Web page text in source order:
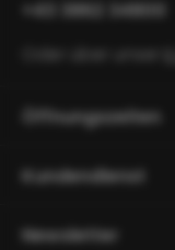
+43 3862 34800
Öffnungszeiten
Kundendienst
Newsletter